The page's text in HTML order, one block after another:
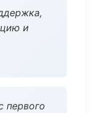
и
первого